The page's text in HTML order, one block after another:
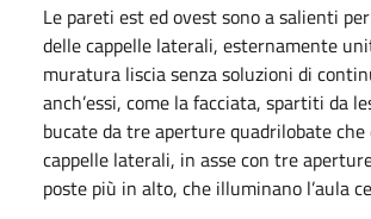
Le pareti est ed ovest sono a salienti
delle cappelle laterali, esternamente
muratura liscia senza soluzioni di
anch’essi, come la facciata, spartiti da
bucate da tre aperture quadrilobate
cappelle laterali, in asse con tre
poste più in alto, che illuminano l’aula